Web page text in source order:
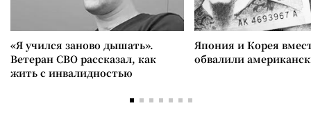
«Я учился заново дышать».
Ветеран СВО рассказал, как
жить с инвалидностью
Япония и Корея
обвалили